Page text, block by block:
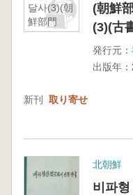
달사(3)(朝
鮮部門
史 朝鮮
(朝鮮
(3)(古
発行元：
出版年：
新刊 取り寄せ
北朝鮮
비파